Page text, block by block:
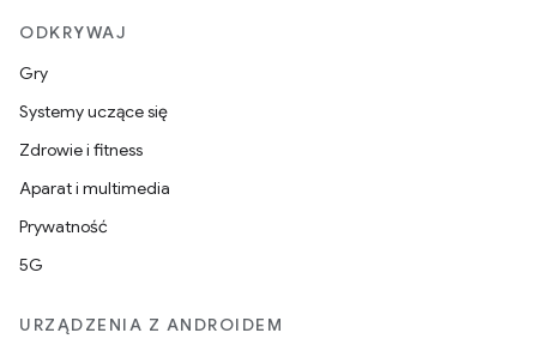
ODKRYWAJ
Gry
Systemy uczące się
Zdrowie i fitness
Aparat i multimedia
Prywatność
5G
URZĄDZENIA Z ANDROIDEM